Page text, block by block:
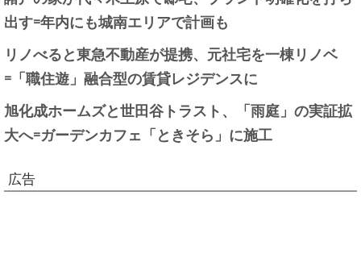
出す=年内にも城南エリアで計画も
リノべると東急不動産が提携、元社宅を一棟リノベ
=「職住遊」融合型の賃貸レジデンスに
旭化成ホームズと世田谷トラスト、「雨庭」の実証拡
大へ=ガーデンカフェ「ときそら」に施工
広告